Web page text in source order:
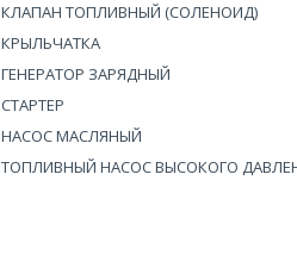
КЛАПАН ТОПЛИВНЫЙ (СОЛЕНОИД)
КРЫЛЬЧАТКА
ГЕНЕРАТОР ЗАРЯДНЫЙ
СТАРТЕР
НАСОС МАСЛЯНЫЙ
ТОПЛИВНЫЙ НАСОС ВЫСОКОГО